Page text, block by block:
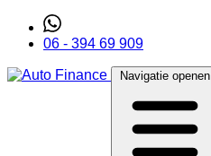
06 - 394 69 909
Navigatie openen